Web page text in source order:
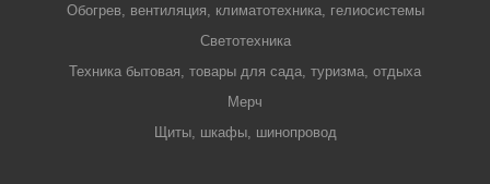
Обогрев, вентиляция, климатотехника, гелиосистемы
Светотехника
Техника бытовая, товары для сада, туризма, отдыха
Мерч
Щиты, шкафы, шинопровод